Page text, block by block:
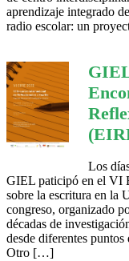
aprendizaje integrado
radio escolar: un
Los
GIEL paticipó en el VI
sobre la escritura en la
congreso, organizado
décadas de
desde diferentes
Otro […]